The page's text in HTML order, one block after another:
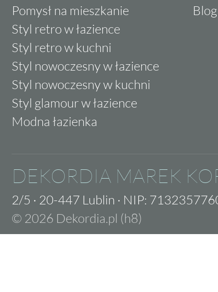
Pomysł na mieszkanie
Styl retro w łazience
Styl retro w kuchni
Styl nowoczesny w łazience
Styl nowoczesny w kuchni
Styl glamour w łazience
Modna łazienka
Blog
DEKORDIA MAREK
2/5 · 20-447 Lublin · NIP:
© 2026 Dekordia.pl (h8)